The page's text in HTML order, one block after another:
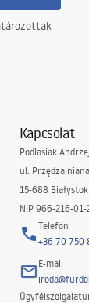
Kapcsolat
Podlasiak
ul.
15-688 Białystok
NIP 966-216-01-
Telefon
+36 70 750
E-mail